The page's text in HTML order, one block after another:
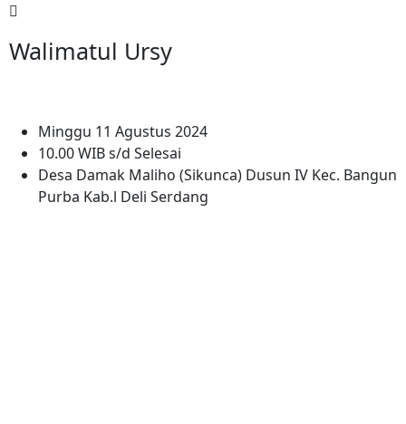
Walimatul Ursy
Minggu 11 Agustus 2024
10.00 WIB s/d Selesai
Desa Damak Maliho (Sikunca) Dusun IV Kec. Bangun
Purba Kab.l Deli Serdang